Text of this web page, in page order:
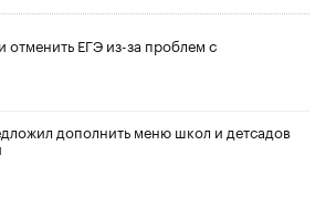
отменить ЕГЭ из-за проблем с
дополнить меню школ и детсадов